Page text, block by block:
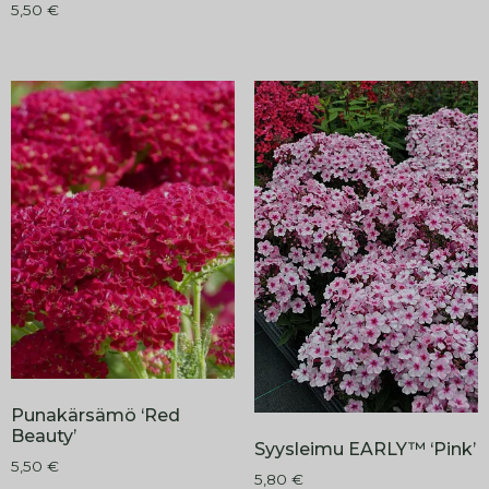
5,50 €
Punakärsämö ‘Red
Beauty’
5,50 €
Syysleimu EARLY™ ‘Pink’
5,80 €